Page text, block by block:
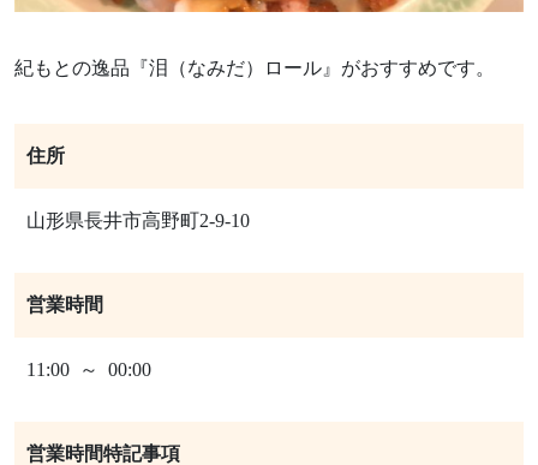
紀もとの逸品『泪（なみだ）ロール』がおすすめです。
住所
山形県長井市高野町2-9-10
営業時間
11:00 ～ 00:00
営業時間特記事項